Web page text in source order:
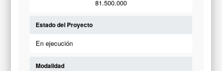
81.500.000
Estado del Proyecto
En ejecución
Modalidad